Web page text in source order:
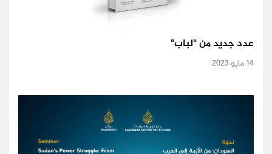
عدد جديد من "لباب"
14 مايو 2023